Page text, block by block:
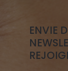
ENVIE